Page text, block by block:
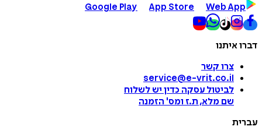
Google Play
App Store Web App
דברו איתנו
צרו קשר
service@e-vrit.co.il
לביטול עסקה כדין יש לשלוח
שם מלא, ת.ז ומס' הזמנה
עברית